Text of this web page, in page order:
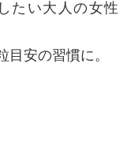
たい大人の女性
安の習慣に。